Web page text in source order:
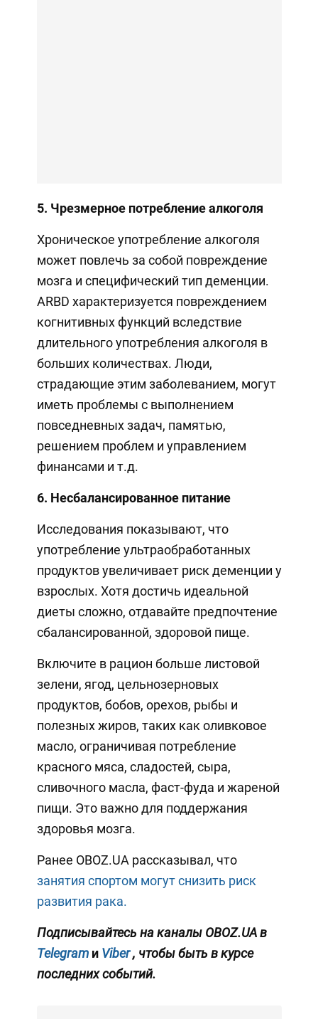
5. Чрезмерное потребление алкоголя
Хроническое употребление алкоголя
может повлечь за собой повреждение
мозга и специфический тип деменции.
ARBD характеризуется повреждением
когнитивных функций вследствие
длительного употребления алкоголя в
больших количествах. Люди,
страдающие этим заболеванием, могут
иметь проблемы с выполнением
повседневных задач, памятью,
решением проблем и управлением
финансами и т.д.
6. Несбалансированное питание
Исследования показывают, что
употребление ультраобработанных
продуктов увеличивает риск деменции у
взрослых. Хотя достичь идеальной
диеты сложно, отдавайте предпочтение
сбалансированной, здоровой пище.
Включите в рацион больше листовой
зелени, ягод, цельнозерновых
продуктов, бобов, орехов, рыбы и
полезных жиров, таких как оливковое
масло, ограничивая потребление
красного мяса, сладостей, сыра,
сливочного масла, фаст-фуда и жареной
пищи. Это важно для поддержания
здоровья мозга.
Ранее OBOZ.UA рассказывал, что
занятия спортом могут снизить риск
развития рака.
Подписывайтесь на каналы OBOZ.UA в
Telegram и Viber , чтобы быть в курсе
последних событий.